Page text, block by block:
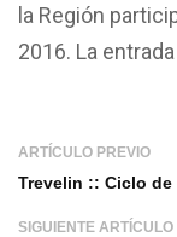
la Región
2016. La
ARTÍCULO PREVIO
Trevelin :: Ciclo de
SIGUIENTE ARTÍCULO